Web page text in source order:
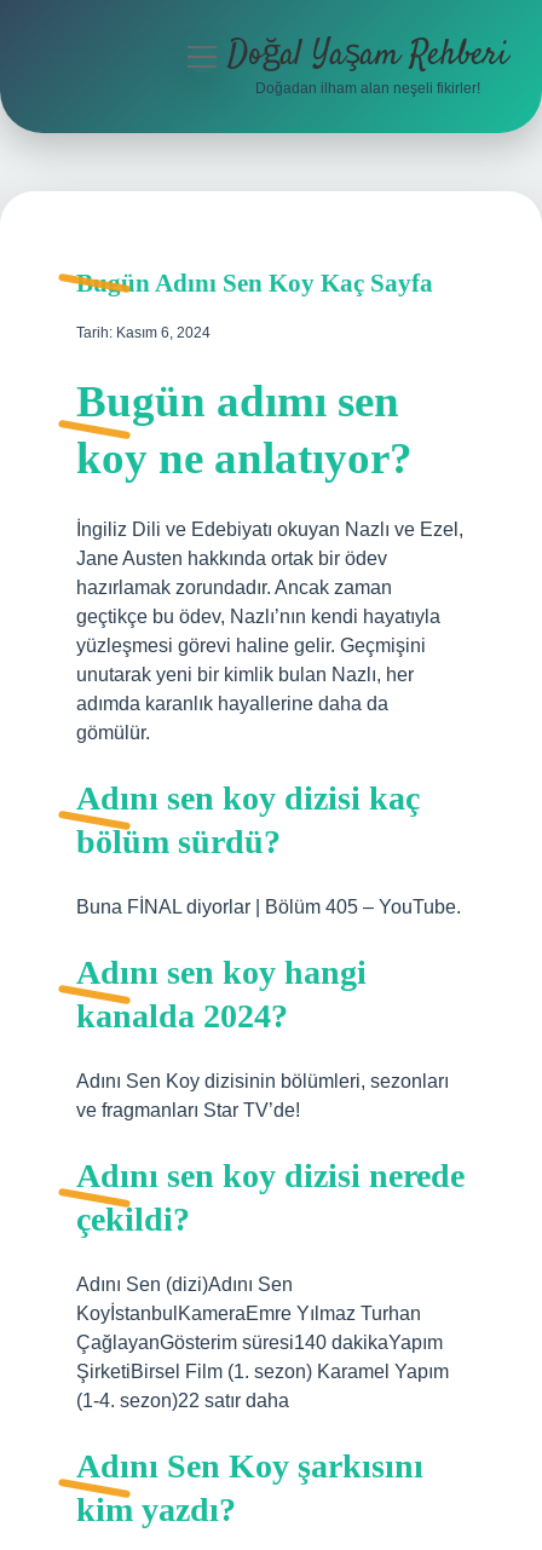
Hakkımızda
menüyüDoğal Yaşam Rehberi
Doğadan ilham alan neşeli fikirler!
Bugün Adını Sen Koy Kaç Sayfa
Tarih: Kasım 6, 2024
Bugün adımı sen
koy ne anlatıyor?
İngiliz Dili ve Edebiyatı okuyan Nazlı ve Ezel,
Jane Austen hakkında ortak bir ödev
hazırlamak zorundadır. Ancak zaman
geçtikçe bu ödev, Nazlı’nın kendi hayatıyla
yüzleşmesi görevi haline gelir. Geçmişini
unutarak yeni bir kimlik bulan Nazlı, her
adımda karanlık hayallerine daha da
gömülür.
Adını sen koy dizisi kaç
bölüm sürdü?
Buna FİNAL diyorlar | Bölüm 405 – YouTube.
Adını sen koy hangi
kanalda 2024?
Adını Sen Koy dizisinin bölümleri, sezonları
ve fragmanları Star TV’de!
Adını sen koy dizisi nerede
çekildi?
Adını Sen (dizi)Adını Sen
KoyİstanbulKameraEmre Yılmaz Turhan
ÇağlayanGösterim süresi140 dakikaYapım
ŞirketiBirsel Film (1. sezon) Karamel Yapım
(1-4. sezon)22 satır daha
Adını Sen Koy şarkısını
kim yazdı?